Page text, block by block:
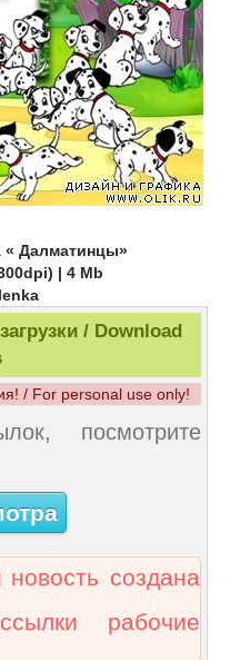
« Далматинцы»
| 4 Mb
/ Download
/ For personal use only!
посмотрите
новость создана
рабочие